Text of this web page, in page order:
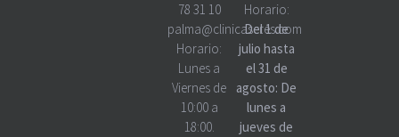
78 31 10
palma@clinicascres.com
Horario:
Lunes a
Viernes de
10:00 a
18:00.
Horario:
Del 1 de
julio hasta
el 31 de
agosto: De
lunes a
jueves de